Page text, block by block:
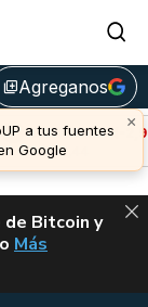
library_addAgreganos
×
a tus fuentes
Google
Avalanche (-2,94%)
u$s 6,44
de Bitcoin y
VUELVE EL
Más